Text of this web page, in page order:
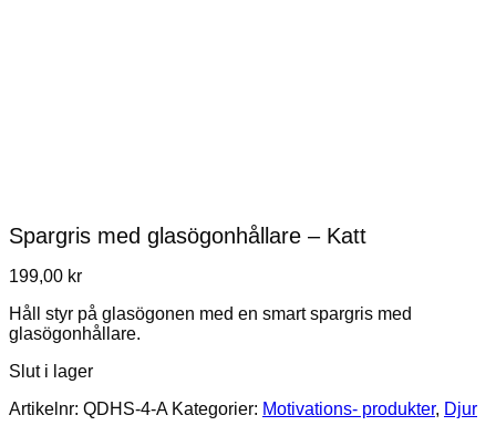
Spargris med glasögonhållare – Katt
199,00 kr
Håll styr på glasögonen med en smart spargris med
glasögonhållare.
Slut i lager
Artikelnr: QDHS-4-A Kategorier: Motivations- produkter, Djur